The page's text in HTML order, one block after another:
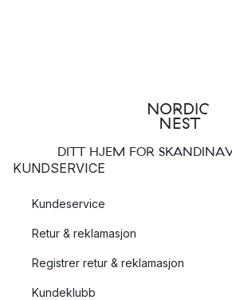
DITT HJEM FOR
KUNDSERVICE
Kundeservice
Retur & reklamasjon
Registrer retur & reklamasjon
Kundeklubb